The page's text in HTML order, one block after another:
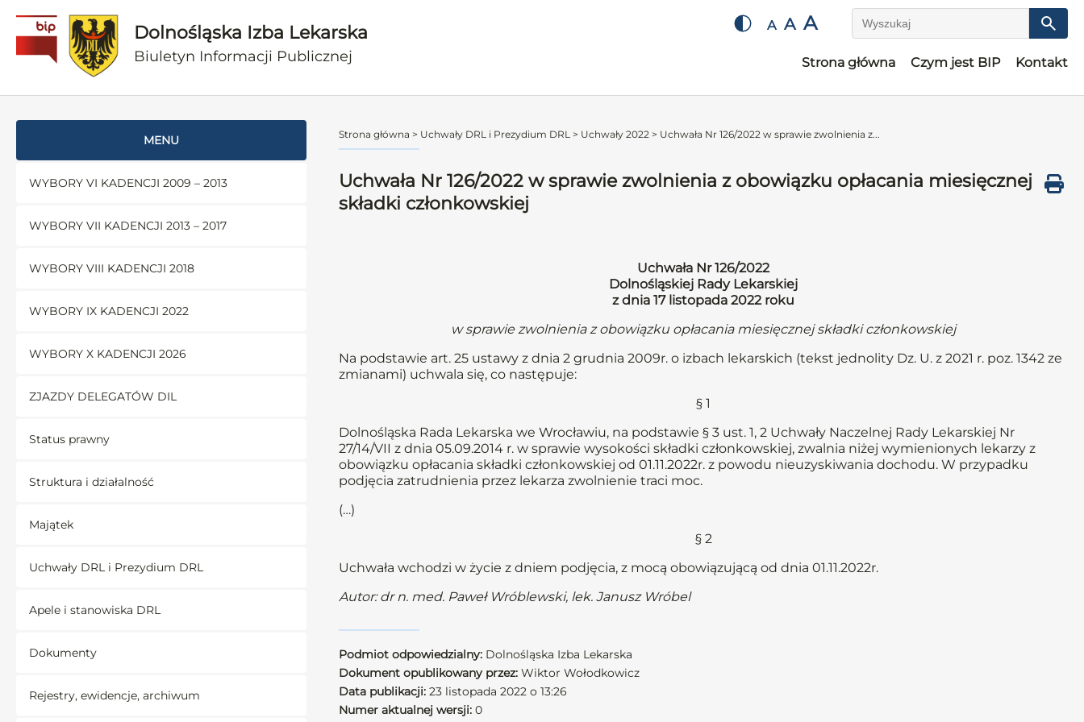
Dolnośląska Izba Lekarska
Biuletyn Informacji Publicznej
A A A Wyszukaj
Strona główna Czym jest BIP Kontakt
MENU
WYBORY VI KADENCJI 2009 – 2013
WYBORY VII KADENCJI 2013 – 2017
WYBORY VIII KADENCJI 2018
WYBORY IX KADENCJI 2022
WYBORY X KADENCJI 2026
ZJAZDY DELEGATÓW DIL
Status prawny
Struktura i działalność
Majątek
Uchwały DRL i Prezydium DRL
Apele i stanowiska DRL
Dokumenty
Rejestry, ewidencje, archiwum
Strona główna > Uchwały DRL i Prezydium DRL > Uchwały 2022 > Uchwała Nr 126/2022 w sprawie zwolnienia z...
Uchwała Nr 126/2022 w sprawie zwolnienia z obowiązku opłacania miesięcznej
składki członkowskiej
Uchwała Nr 126/2022
Dolnośląskiej Rady Lekarskiej
z dnia 17 listopada 2022 roku
w sprawie zwolnienia z obowiązku opłacania miesięcznej składki członkowskiej
Na podstawie art. 25 ustawy z dnia 2 grudnia 2009r. o izbach lekarskich (tekst jednolity Dz. U. z 2021 r. poz. 1342 ze
zmianami) uchwala się, co następuje:
§ 1
Dolnośląska Rada Lekarska we Wrocławiu, na podstawie § 3 ust. 1, 2 Uchwały Naczelnej Rady Lekarskiej Nr
27/14/VII z dnia 05.09.2014 r. w sprawie wysokości składki członkowskiej, zwalnia niżej wymienionych lekarzy z
obowiązku opłacania składki członkowskiej od 01.11.2022r. z powodu nieuzyskiwania dochodu. W przypadku
podjęcia zatrudnienia przez lekarza zwolnienie traci moc.
(…)
§ 2
Uchwała wchodzi w życie z dniem podjęcia, z mocą obowiązującą od dnia 01.11.2022r.
Autor: dr n. med. Paweł Wróblewski, lek. Janusz Wróbel
Podmiot odpowiedzialny: Dolnośląska Izba Lekarska
Dokument opublikowany przez: Wiktor Wołodkowicz
Data publikacji: 23 listopada 2022 o 13:26
Numer aktualnej wersji: 0